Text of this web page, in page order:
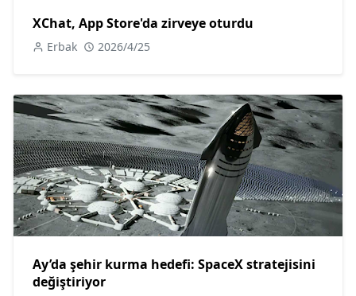
XChat, App Store'da zirveye oturdu
Erbak 2026/4/25
Ay’da şehir kurma hedefi: SpaceX stratejisini
değiştiriyor